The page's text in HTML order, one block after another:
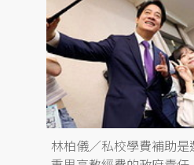
林柏儀／私校學費補助是